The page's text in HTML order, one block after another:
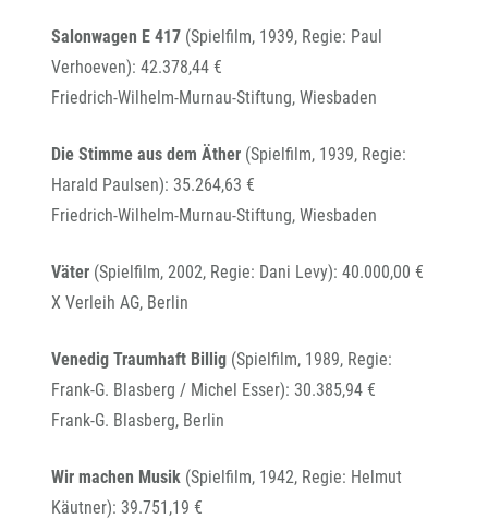
Salonwagen E 417 (Spielfilm, 1939, Regie: Paul
Verhoeven): 42.378,44 €
Friedrich-Wilhelm-Murnau-Stiftung, Wiesbaden
Die Stimme aus dem Äther (Spielfilm, 1939, Regie:
Harald Paulsen): 35.264,63 €
Friedrich-Wilhelm-Murnau-Stiftung, Wiesbaden
Väter (Spielfilm, 2002, Regie: Dani Levy): 40.000,00 €
X Verleih AG, Berlin
Venedig Traumhaft Billig (Spielfilm, 1989, Regie:
Frank-G. Blasberg / Michel Esser): 30.385,94 €
Frank-G. Blasberg, Berlin
Wir machen Musik (Spielfilm, 1942, Regie: Helmut
Käutner): 39.751,19 €